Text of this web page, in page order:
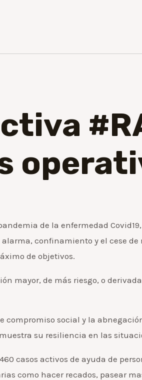
de la enfermedad
confinamiento y el cese
de objetivos.
mayor, de más riesgo, o
compromiso social y la
su resiliencia en las
casos activos de ayuda de
como hacer recados, pasear